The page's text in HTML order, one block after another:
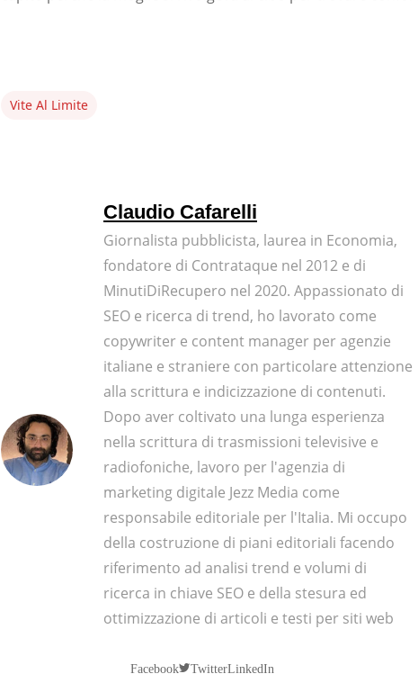
Vite Al Limite
Claudio Cafarelli
Giornalista pubblicista, laurea in Economia,
fondatore di Contrataque nel 2012 e di
MinutiDiRecupero nel 2020. Appassionato di
SEO e ricerca di trend, ho lavorato come
copywriter e content manager per agenzie
italiane e straniere con particolare attenzione
alla scrittura e indicizzazione di contenuti.
Dopo aver coltivato una lunga esperienza
nella scrittura di trasmissioni televisive e
radiofoniche, lavoro per l'agenzia di
marketing digitale Jezz Media come
responsabile editoriale per l'Italia. Mi occupo
della costruzione di piani editoriali facendo
riferimento ad analisi trend e volumi di
ricerca in chiave SEO e della stesura ed
ottimizzazione di articoli e testi per siti web
Facebook TwitterLinkedIn